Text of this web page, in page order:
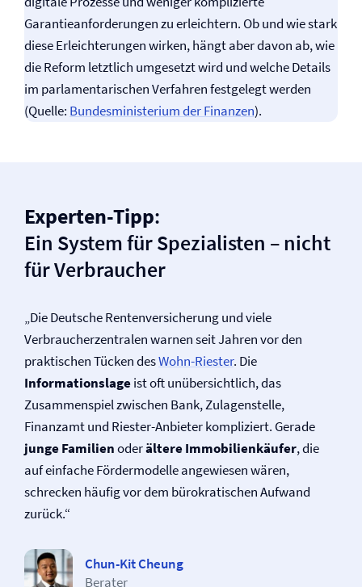
Garantieanforderungen zu erleichtern. Ob und wie stark
diese Erleichterungen wirken, hängt aber davon ab, wie
die Reform letztlich umgesetzt wird und welche Details
im parlamentarischen Verfahren festgelegt werden
(Quelle: Bundesministerium der Finanzen).
Experten-Tipp:
Ein System für Spezialisten – nicht
für Verbraucher
„Die Deutsche Renten­versicherung und viele
Verbraucherzentralen warnen seit Jahren vor den
praktischen Tücken desWohn-Riester. Die
Informationslageist oft unübersichtlich, das
Zusammenspiel zwischen Bank, Zulagenstelle,
Finanzamt und Riester-Anbieter kompliziert. Gerade
junge Familienoderältere Immobilienkäufer, die
auf einfache Fördermodelle angewiesen wären,
schrecken häufig vor dem bürokratischen Aufwand
zurück.“
Chun-Kit Cheung
Berater